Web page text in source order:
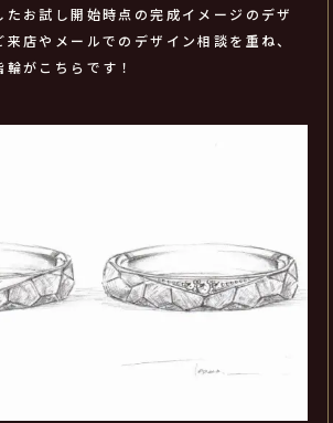
たお試し開始時点の完成イメージのデザ
店やメールでのデザイン相談を重ね、
がこちらです！